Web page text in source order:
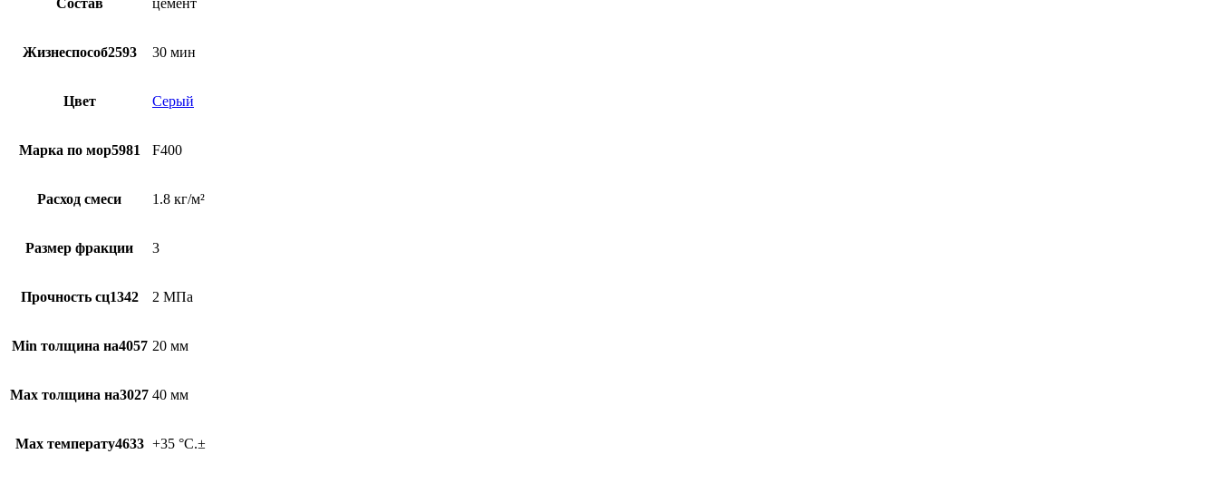
Жизнеспособ2593 30 мин
Цвет Серый
Марка по мор5981 F400
Расход смеси 1.8 кг/м²
Размер фракции 3
Прочность сц1342 2 МПа
Min толщина на4057 20 мм
Max толщина на3027 40 мм
Max температу4633 +35 °C.±